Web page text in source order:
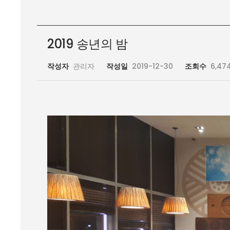
2019 송년의 밤
작성자 관리자 작성일 2019-12-30 조회수